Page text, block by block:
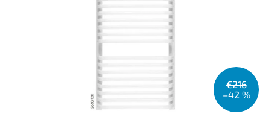
€216
–42 %